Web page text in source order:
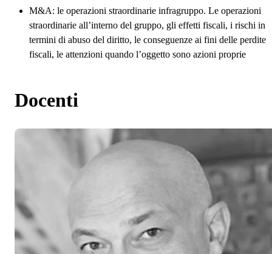
M&A: le operazioni straordinarie infragruppo. Le operazioni
straordinarie all’interno del gruppo, gli effetti fiscali, i rischi in
termini di abuso del diritto, le conseguenze ai fini delle perdite
fiscali, le attenzioni quando l’oggetto sono azioni proprie
Docenti